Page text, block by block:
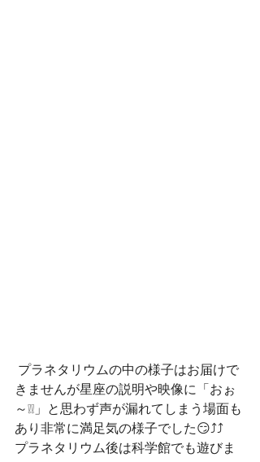
きませんが星座の説明や映像に「おぉ
～❕❕」と思わず声が漏れてしまう場面も
あり非常に満足気の様子でした😏⤴⤴
プラネタリウム後は科学館でも遊びま